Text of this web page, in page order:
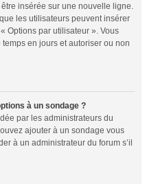
insérée sur une nouvelle ligne.
les utilisateurs peuvent insérer
Options par utilisateur ». Vous
en jours et autoriser ou non
à un sondage ?
par les administrateurs du
ajouter à un sondage vous
à un administrateur du forum s’il